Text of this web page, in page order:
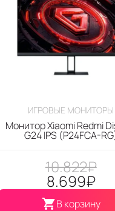
ИГРОВЫЕ МОНИТОРЫ
Монитор Xiaomi Redmi
G24 IPS (P24FCA-
10.822₽
8.699₽
В корзину